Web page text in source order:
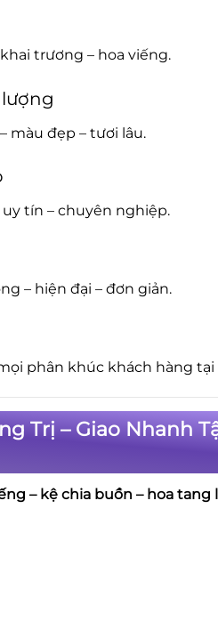
trương – hoa viếng.
màu đẹp – tươi lâu.
tín – chuyên nghiệp.
– hiện đại – đơn giản.
phân khúc khách hàng tại
Trị – Giao Nhanh
– kệ chia buồn – hoa tang